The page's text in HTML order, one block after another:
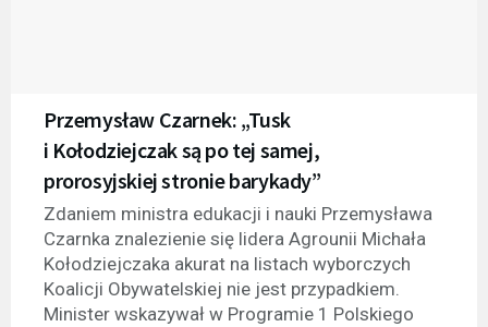
Przemysław Czarnek: „Tusk
i Kołodziejczak są po tej samej,
prorosyjskiej stronie barykady”
Zdaniem ministra edukacji i nauki Przemysława
Czarnka znalezienie się lidera Agrounii Michała
Kołodziejczaka akurat na listach wyborczych
Koalicji Obywatelskiej nie jest przypadkiem.
Minister wskazywał w Programie 1 Polskiego